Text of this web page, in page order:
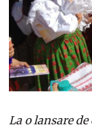
La o lansare